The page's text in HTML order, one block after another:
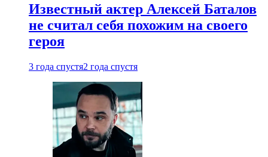
Известный актер Алексей Баталов
не считал себя похожим на своего
героя
3 года спустя2 года спустя